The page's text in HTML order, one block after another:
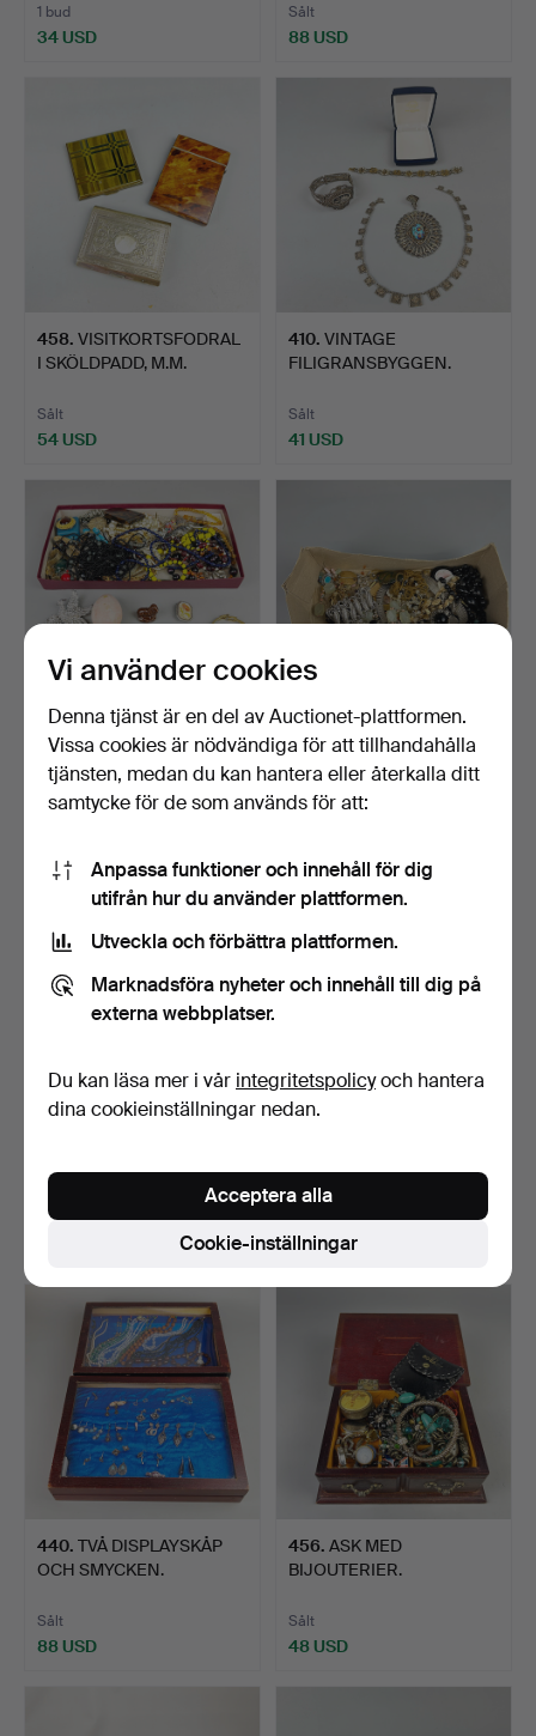
1 bud
34 USD
Sålt
88 USD
458. VISITKORTSFODRAL
I SKÖLDPADD, M.M.
Sålt
54 USD
410. VINTAGE
FILIGRANSBYGGEN.
Sålt
41 USD
460.PARTI BIJOUTERI,
M.M.
461. PARTI BIJOUTERI
M.M.
Sålt
BIJOUTERINÅLAR.
Sålt
54 USD
440. TVÅ DISPLAYSKÅP
OCH SMYCKEN.
Sålt
88 USD
456. ASK MED
BIJOUTERIER.
Sålt
48 USD
Vi använder cookies
Denna tjänst är en del av Auctionet-plattformen.
Vissa cookies är nödvändiga för att tillhandahålla
tjänsten, medan du kan hantera eller återkalla ditt
samtycke för de som används för att:
Anpassa funktioner och innehåll för dig
utifrån hur du använder plattformen.
Utveckla och förbättra plattformen.
Marknadsföra nyheter och innehåll till dig på
externa webbplatser.
Du kan läsa mer i vår integritetspolicyoch hantera
dina cookieinställningar nedan.
Cookie-inställningar
Acceptera alla